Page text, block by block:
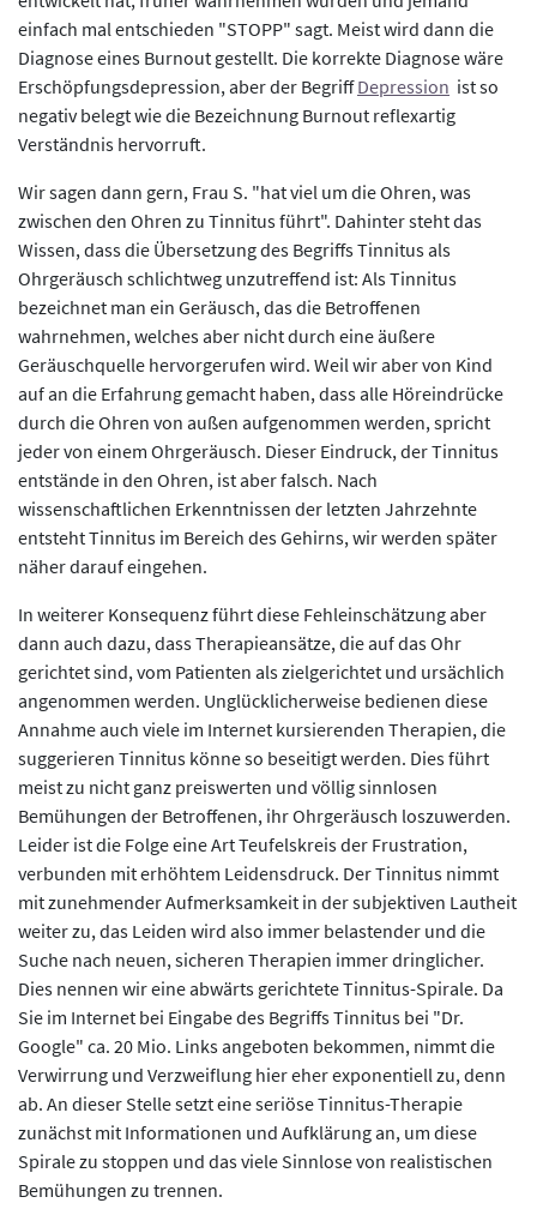
einfach mal entschieden "STOPP" sagt. Meist wird dann die
Diagnose eines Burnout gestellt. Die korrekte Diagnose wäre
Erschöpfungsdepression, aber der BegriffDepression ist so
negativ belegt wie die Bezeichnung Burnout reflexartig
Verständnis hervorruft.
Wir sagen dann gern, Frau S. "hat viel um die Ohren, was
zwischen den Ohren zu Tinnitus führt". Dahinter steht das
Wissen, dass die Übersetzung des Begriffs Tinnitus als
Ohrgeräusch schlichtweg unzutreffend ist: Als Tinnitus
bezeichnet man ein Geräusch, das die Betroffenen
wahrnehmen, welches aber nicht durch eine äußere
Geräuschquelle hervorgerufen wird. Weil wir aber von Kind
auf an die Erfahrung gemacht haben, dass alle Höreindrücke
durch die Ohren von außen aufgenommen werden, spricht
jeder von einem Ohrgeräusch. Dieser Eindruck, der Tinnitus
entstände in den Ohren, ist aber falsch. Nach
wissenschaftlichen Erkenntnissen der letzten Jahrzehnte
entsteht Tinnitus im Bereich des Gehirns, wir werden später
näher darauf eingehen.
In weiterer Konsequenz führt diese Fehleinschätzung aber
dann auch dazu, dass Therapieansätze, die auf das Ohr
gerichtet sind, vom Patienten als zielgerichtet und ursächlich
angenommen werden. Unglücklicherweise bedienen diese
Annahme auch viele im Internet kursierenden Therapien, die
suggerieren Tinnitus könne so beseitigt werden. Dies führt
meist zu nicht ganz preiswerten und völlig sinnlosen
Bemühungen der Betroffenen, ihr Ohrgeräusch loszuwerden.
Leider ist die Folge eine Art Teufelskreis der Frustration,
verbunden mit erhöhtem Leidensdruck. Der Tinnitus nimmt
mit zunehmender Aufmerksamkeit in der subjektiven Lautheit
weiter zu, das Leiden wird also immer belastender und die
Suche nach neuen, sicheren Therapien immer dringlicher.
Dies nennen wir eine abwärts gerichtete Tinnitus-Spirale. Da
Sie im Internet bei Eingabe des Begriffs Tinnitus bei "Dr.
Google" ca. 20 Mio. Links angeboten bekommen, nimmt die
Verwirrung und Verzweiflung hier eher exponentiell zu, denn
ab. An dieser Stelle setzt eine seriöse Tinnitus-Therapie
zunächst mit Informationen und Aufklärung an, um diese
Spirale zu stoppen und das viele Sinnlose von realistischen
Bemühungen zu trennen.